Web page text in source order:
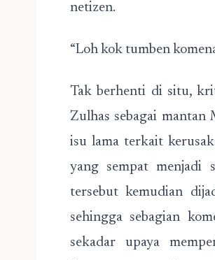
netizen.
“Loh kok tumben
Tak berhenti di situ,
Zulhas sebagai mantan
isu lama terkait
yang sempat menjadi
tersebut kemudian
sehingga sebagian
sekadar upaya